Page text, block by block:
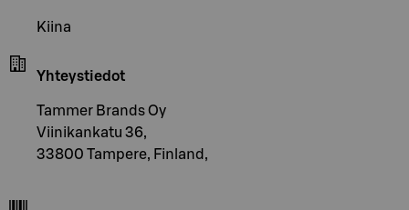
Kiina
Yhteystiedot
Tammer Brands Oy
Viinikankatu 36,
33800 Tampere, Finland,